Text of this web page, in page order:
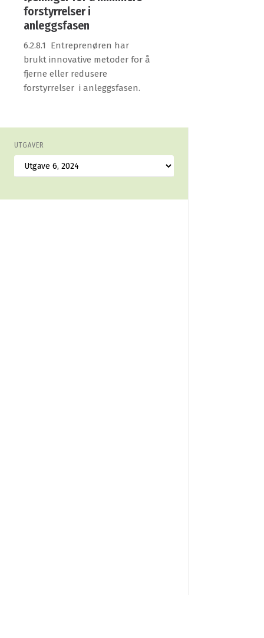
forstyrrelser i
anleggsfasen
6.2.8.1 Entreprenøren har
brukt innovative metoder for å
fjerne eller redusere
forstyrrelser i anleggsfasen.
UTGAVER